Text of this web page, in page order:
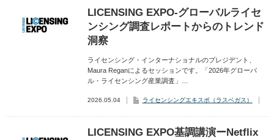
LICENSING EXPO-グローバルライセ
ンシング調査レポートからのトレンド
洞察
ライセンシング・インターナショナルのプレジデント、
Maura Reganによるセッションです。「2026年グローバ
ル・ライセンシング産業調査」…
2026.05.04 ライセンシングエキスポ（ラスベガス）
LICENSING EXPO基調講演ーNetflix